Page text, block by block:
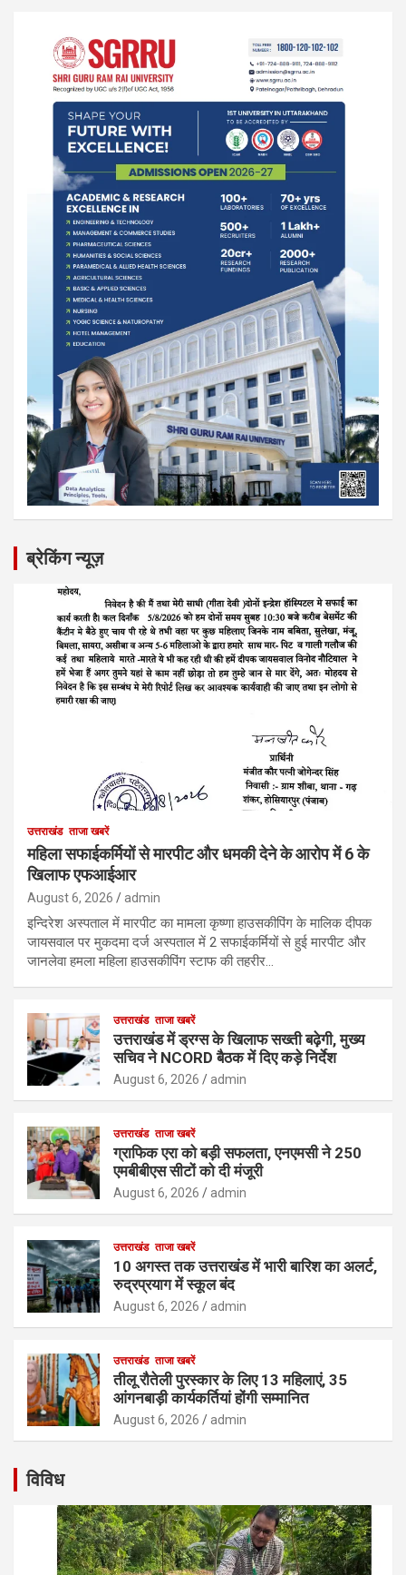
ब्रेकिंग न्यूज़
उत्तराखंड ताजा खबरें
महिला सफाईकर्मियों से मारपीट और धमकी देने के आरोप में 6 के
खिलाफ एफआईआर
August 6, 2026 admin
इन्दिरेश अस्पताल में मारपीट का मामला कृष्णा हाउसकीपिंग के मालिक दीपक
जायसवाल पर मुकदमा दर्ज अस्पताल में 2 सफाईकर्मियों से हुई मारपीट और
जानलेवा हमला महिला हाउसकीपिंग स्टाफ की तहरीर…
उत्तराखंड ताजा खबरें
उत्तराखंड में ड्रग्स के खिलाफ सख्ती बढ़ेगी, मुख्य
सचिव ने NCORD बैठक में दिए कड़े निर्देश
August 6, 2026 admin
उत्तराखंड ताजा खबरें
ग्राफिक एरा को बड़ी सफलता, एनएमसी ने 250
एमबीबीएस सीटों को दी मंजूरी
August 6, 2026 admin
उत्तराखंड ताजा खबरें
10 अगस्त तक उत्तराखंड में भारी बारिश का अलर्ट,
रुद्रप्रयाग में स्कूल बंद
August 6, 2026 admin
उत्तराखंड ताजा खबरें
तीलू रौतेली पुरस्कार के लिए 13 महिलाएं, 35
आंगनबाड़ी कार्यकर्तियां होंगी सम्मानित
August 6, 2026 admin
विविध